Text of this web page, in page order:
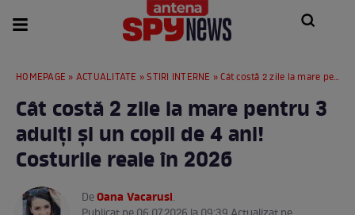
HOMEPAGE » ACTUALITATE »STIRI INTERNE » Cât costă 2 zile la mare pentru 3 adulți și un copil de 4 ani! Costurile reale în 2026
Cât costă 2 zile la mare pentru 3
adulți și un copil de 4 ani!
Costurile reale în 2026
DeOana Vacarusi.